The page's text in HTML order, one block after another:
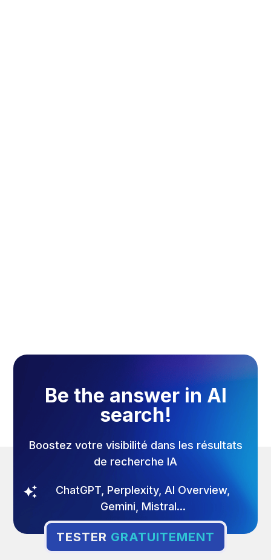
Be the answer in AI
search!
Boostez votre visibilité dans les résultats
de recherche IA
ChatGPT, Perplexity, AI Overview,
Gemini, Mistral...
TESTER GRATUITEMENT